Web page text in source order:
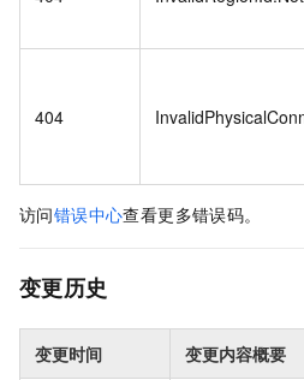
404
访问错误中心查看更多错误码。
变更历史
变更时间 变更内容概要